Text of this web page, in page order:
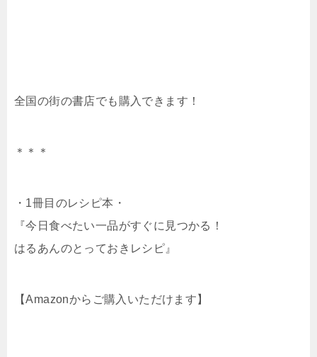
全国の街の書店でも購入できます！
＊＊＊
・1冊目のレシピ本・
『今日食べたい一品がすぐに見つかる！
はるあんのとっておきレシピ』
【Amazonからご購入いただけます】